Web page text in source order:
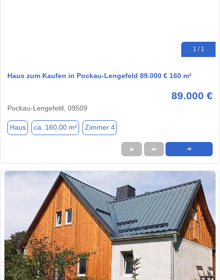
1 / 1
Haus zum Kaufen in Pockau-Lengefeld 89.000 € 160 m²
89.000 €
Pockau-Lengefeld, 09509
Haus ca. 160,00 m² Zimmer 4
★ ➦ ➜